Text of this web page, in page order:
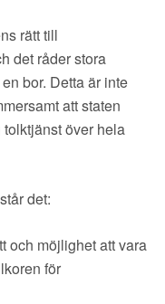
rätt till
det råder stora
bor. Detta är inte
att staten
över hela
det:
och möjlighet att vara
för